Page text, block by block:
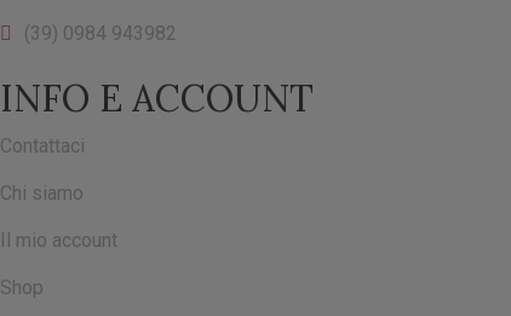
(39) 0984 943982
INFO E ACCOUNT
Contattaci
Chi siamo
Il mio account
Shop